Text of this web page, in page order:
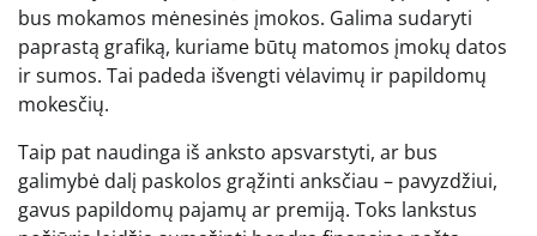
bus mokamos mėnesinės įmokos. Galima sudaryti
paprastą grafiką, kuriame būtų matomos įmokų datos
ir sumos. Tai padeda išvengti vėlavimų ir papildomų
mokesčių.
Taip pat naudinga iš anksto apsvarstyti, ar bus
galimybė dalį paskolos grąžinti anksčiau – pavyzdžiui,
gavus papildomų pajamų ar premiją. Toks lankstus